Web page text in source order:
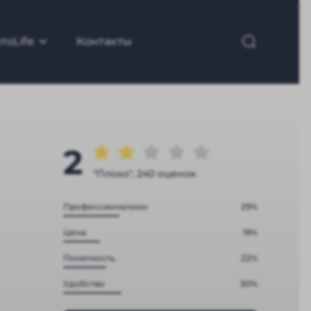
Контакты
2 "Плохо", 240 оценок
Профессионализм 29%
Цена 19%
Понятность 22%
Удобство 30%